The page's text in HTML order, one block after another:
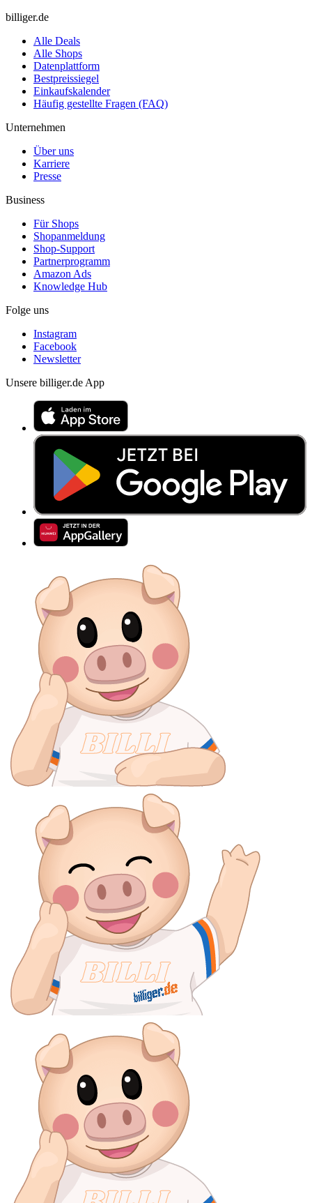
billiger.de
Alle Deals
Alle Shops
Datenplattform
Bestpreissiegel
Einkaufskalender
Häufig gestellte Fragen (FAQ)
Unternehmen
Über uns
Karriere
Presse
Business
Für Shops
Shopanmeldung
Shop-Support
Partnerprogramm
Amazon Ads
Knowledge Hub
Folge uns
Instagram
Facebook
Newsletter
Unsere billiger.de App